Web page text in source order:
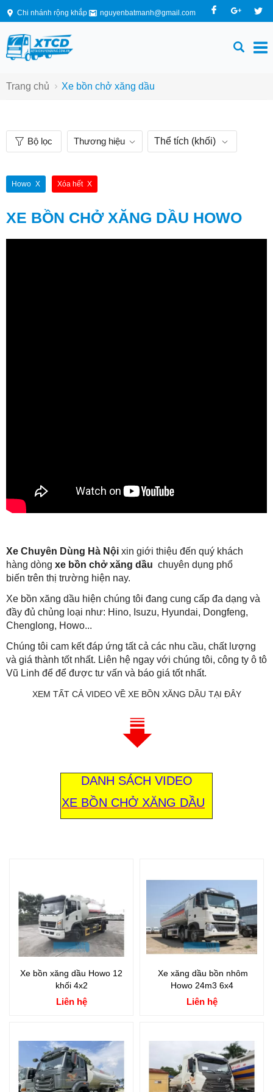
Chi nhánh rộng khắp nguyenbatmanh@gmail.com
Trang chủ Xe bồn chở xăng dầu
Bộ lọc Thương hiệu Thể tích (khối)
Howo Xóa hết
XE BỒN CHỞ XĂNG DẦU HOWO
Xe Chuyên Dùng Hà Nội xin giới thiệu đến quý khách
hàng dòng xe bồn chở xăng dầu chuyên dụng phổ
biến trên thị trường hiện nay.
Xe bồn xăng dầu hiện chúng tôi đang cung cấp đa dạng và
đầy đủ chủng loại như: Hino, Isuzu, Hyundai, Dongfeng,
Chenglong, Howo...
Chúng tôi cam kết đáp ứng tất cả các nhu cầu, chất lượng
và giá thành tốt nhất. Liên hệ ngay với chúng tôi, công ty ô tô
Vũ Linh để để được tư vấn và báo giá tốt nhất.
XEM TẤT CẢ VIDEO VỀ XE BỒN XĂNG DẦU TẠI ĐÂY
DANH SÁCH VIDEO
XE BỒN CHỞ XĂNG DẦU
Xe bồn xăng dầu Howo 12
khối 4x2
Liên hệ
Xe xăng dầu bồn nhôm
Howo 24m3 6x4
Liên hệ